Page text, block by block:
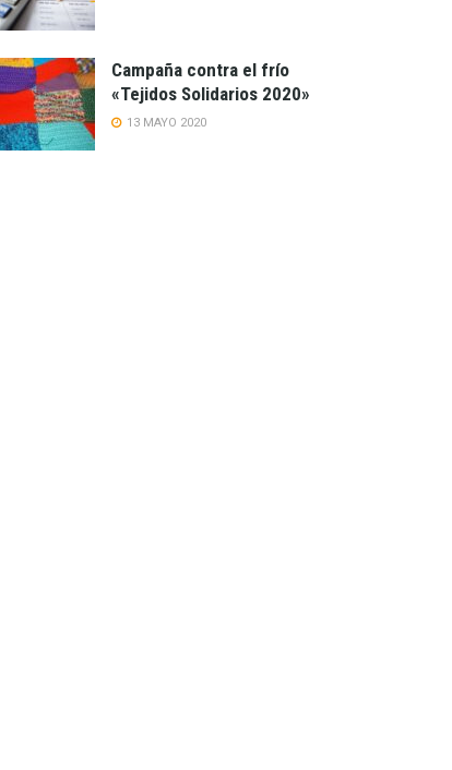
Campaña contra el frío
«Tejidos Solidarios 2020»
13 MAYO 2020